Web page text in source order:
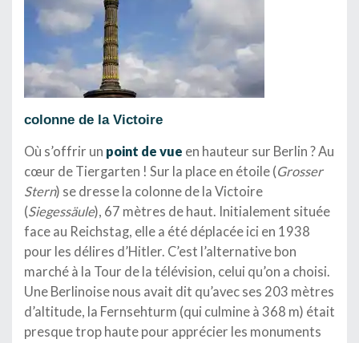
colonne de la Victoire
Où s’offrir un point de vue en hauteur sur Berlin ? Au
cœur de Tiergarten ! Sur la place en étoile (Grosser
Stern) se dresse la colonne de la Victoire
(Siegessäule), 67 mètres de haut. Initialement située
face au Reichstag, elle a été déplacée ici en 1938
pour les délires d’Hitler. C’est l’alternative bon
marché à la Tour de la télévision, celui qu’on a choisi.
Une Berlinoise nous avait dit qu’avec ses 203 mètres
d’altitude, la Fernsehturm (qui culmine à 368 m) était
presque trop haute pour apprécier les monuments